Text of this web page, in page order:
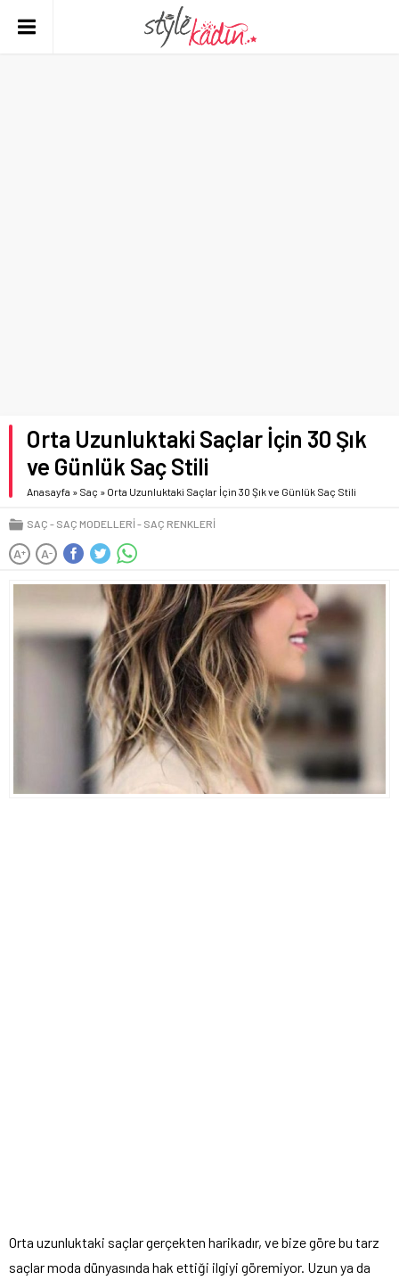
Orta Uzunluktaki Saçlar İçin 30 Şık
ve Günlük Saç Stili
Anasayfa » Saç » Orta Uzunluktaki Saçlar İçin 30 Şık ve Günlük Saç Stili
SAÇ SAÇ MODELLERI SAÇ RENKLERI
A+ A-
Orta uzunluktaki saçlar gerçekten harikadır, ve bize göre bu tarz
saçlar moda dünyasında hak ettiği ilgiyi göremiyor. Uzun ya da